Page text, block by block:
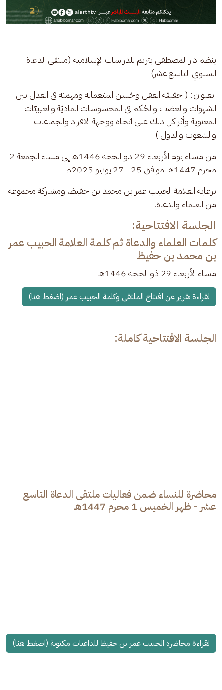
ينظم دار المصطفى بتريم للدراسات الإسلامية (ملتقى الدعاة
السنوي التاسع عشر)
بعنوان: ( حقيقة العقل وحُسن استعماله ومهمته في العدل بين
الشهوات والغضب والحُكم في المحسوسات الماديّة والغيبيّات
المعنوية وأثر كل ذلك على اتجاه ووجهة الافراد والجماعات
والشعوب والدول )
محرم 1447هـ اموافق 25 - 27 يونيو 2025م
برعاية العلامة الحبيب عمر بن محمد بن حفيظ، ومشاركة مجموعة
من العلماء والدعاة.
الجلسة الافتتاحية:
كلمات العلماء والدعاة ثم كلمة العلامة الحبيب عمر
بن محمد بن حفيظ
مساء الأربعاء 29 ذو الحجة 1446هـ
لقراءة تقرير عن افتتاح الملتقى وكلمة الحبيب عمر (اضغط هنا)
الجلسة الافتتاحية كاملة:
محاضرة للنساء ضمن فعاليات ملتقى الدعاة التاسع
عشر - ظهر الخميس 1 محرم 1447هـ
لقراءة محاضرة الحبيب عمر بن حفيظ للداعيات مكتوبة (اضغط هنا)